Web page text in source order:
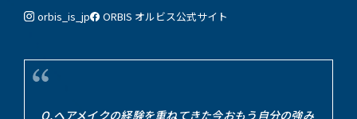
orbis_is_jp ORBIS オルビス公式サイト
Q.ヘアメイクの経験を重ねてきた今おもう自分の強み